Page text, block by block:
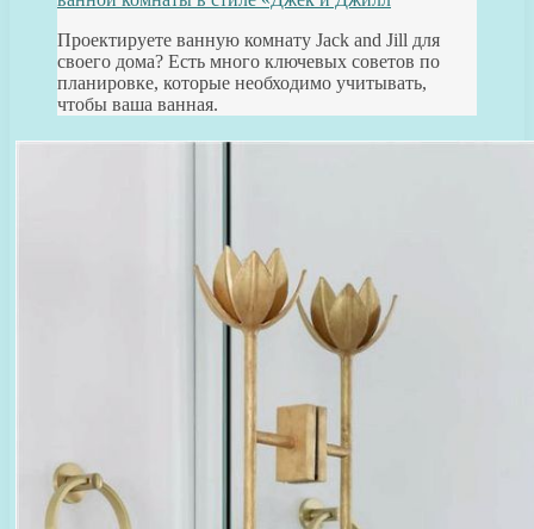
Проектируете ванную комнату Jack and Jill для
своего дома? Есть много ключевых советов по
планировке, которые необходимо учитывать,
чтобы ваша ванная.